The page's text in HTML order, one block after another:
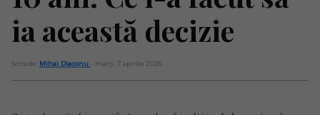
ia această decizie
Scris de: Mihai Diaconu - marți, 7 aprilie 2026